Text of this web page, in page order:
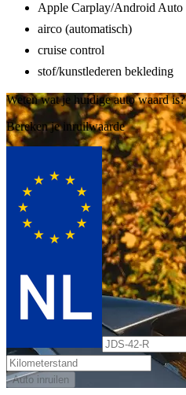
Apple Carplay/Android Auto
airco (automatisch)
cruise control
stof/kunstlederen bekleding
Weten wat je huidige auto waard is?
Bereken je inruilwaarde
Auto inruilen